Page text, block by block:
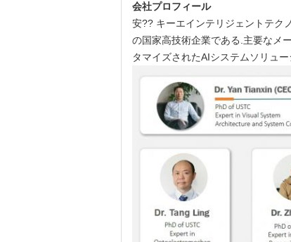
会社プロフィール
安?? キーエインテリジェントテク
の国家高技術企業である.主要なメ
タマイズされたAIシステムソリュ